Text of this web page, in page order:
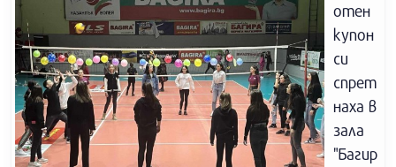
отен
купон
си
спрет
наха в
зала
"Багир